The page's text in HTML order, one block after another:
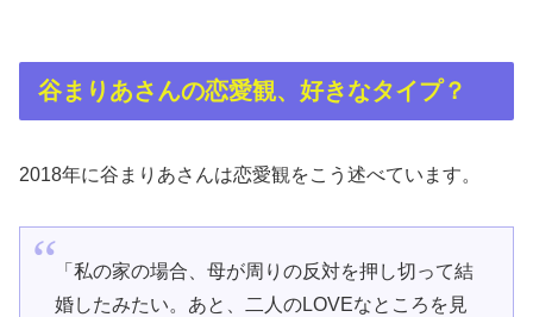
谷まりあさんの恋愛観、好きなタイプ？
2018年に谷まりあさんは恋愛観をこう述べています。
「私の家の場合、母が周りの反対を押し切って結
婚したみたい。あと、二人のLOVEなところを見